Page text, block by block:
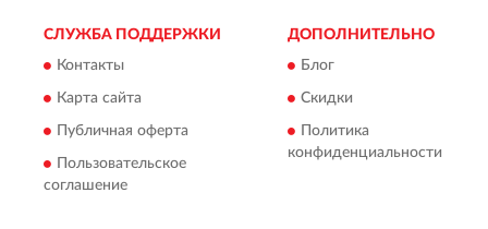
СЛУЖБА ПОДДЕРЖКИ
Контакты
Карта сайта
Публичная оферта
Пользовательское
соглашение
ДОПОЛНИТЕЛЬНО
Блог
Скидки
Политика
конфиденциальности